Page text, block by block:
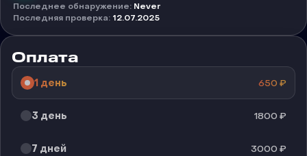
Последнее обнаружение: Never
Последняя проверка: 12.07.2025
Оплата
1 день 650 ₽
3 день 1800 ₽
7 дней 3000 ₽